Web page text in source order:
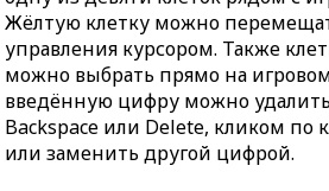
Жёлтую клетку можно
управления курсором. Также
можно выбрать прямо на
введённую цифру можно
Backspace или Delete, кликом по
или заменить другой цифрой.